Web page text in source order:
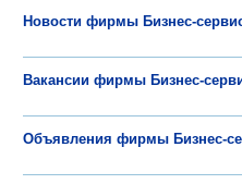
Новости фирмы Бизнес-
Вакансии фирмы Бизнес-
Объявления фирмы Бизнес-